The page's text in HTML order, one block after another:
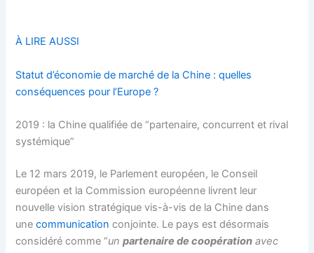
À LIRE AUSSI
Statut d’économie de marché de la Chine : quelles
conséquences pour l’Europe ?
2019 : la Chine qualifiée de “partenaire, concurrent et rival
systémique”
Le 12 mars 2019, le Parlement européen, le Conseil
européen et la Commission européenne livrent leur
nouvelle vision stratégique vis-à-vis de la Chine dans
unecommunication conjointe. Le pays est désormais
considéré comme “unpartenaire de coopération avec